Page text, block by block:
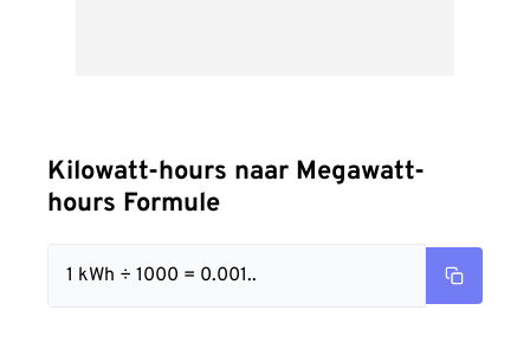
Kilowatt-hours naar Megawatt-
hours Formule
1 kWh ÷ 1000 = 0.001..